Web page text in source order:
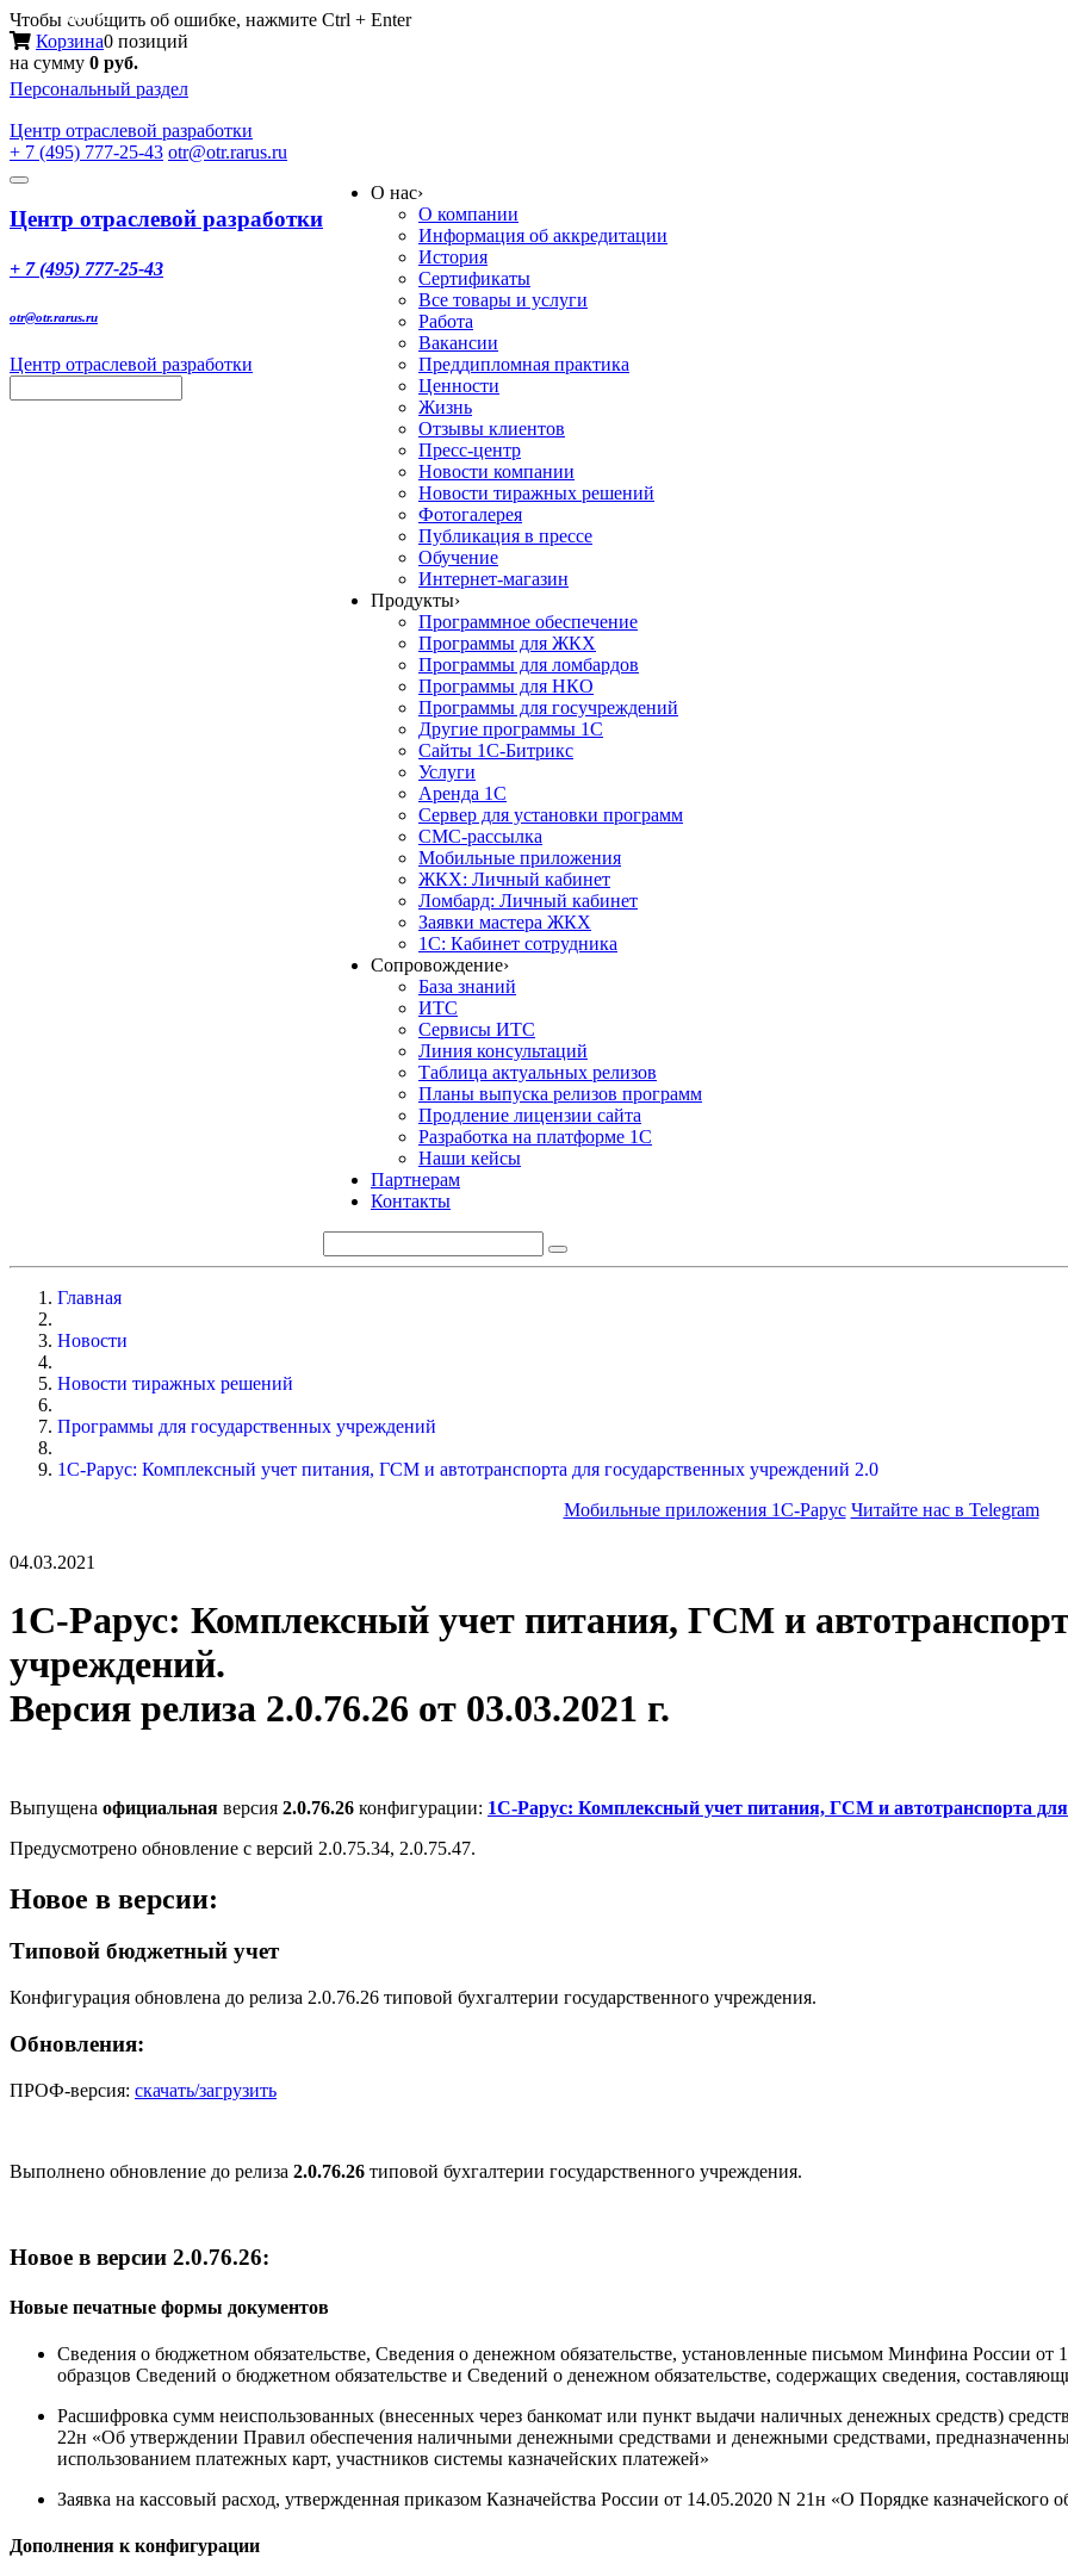
Чтобы сообщить об ошибке, нажмите Ctrl + Enter
Корзина0 позиций
на сумму 0 руб.
Персональный раздел
Центр отраслевой разработки
+ 7 (495) 777-25-43 otr@otr.rarus.ru
Toggle
Меню
Центр отраслевой разработки
+ 7 (495) 777-25-43
otr@otr.rarus.ru
Центр отраслевой разработки
О нас›
О компании
Информация об аккредитации
История
Сертификаты
Все товары и услуги
Работа
Вакансии
Преддипломная практика
Ценности
Жизнь
Отзывы клиентов
Пресс-центр
Новости компании
Новости тиражных решений
Фотогалерея
Публикация в прессе
Обучение
Интернет-магазин
Продукты›
Программное обеспечение
Программы для ЖКХ
Программы для ломбардов
Программы для НКО
Программы для госучреждений
Другие программы 1С
Сайты 1С-Битрикс
Услуги
Аренда 1С
Сервер для установки программ
СМС-рассылка
Мобильные приложения
ЖКХ: Личный кабинет
Ломбард: Личный кабинет
Заявки мастера ЖКХ
1С: Кабинет сотрудника
Сопровождение›
База знаний
ИТС
Сервисы ИТС
Линия консультаций
Таблица актуальных релизов
Планы выпуска релизов программ
Продление лицензии сайта
Разработка на платформе 1С
Наши кейсы
Партнерам
Контакты
Главная
Новости
Новости тиражных решений
Программы для государственных учреждений
1С-Рарус: Комплексный учет питания, ГСМ и автотранспорта для государственных учреждений 2.0
Мобильные приложения 1С-Рарус Читайте нас в Telegram
04.03.2021
1С-Рарус: Комплексный учет питания, ГСМ и
учреждений.
Версия релиза 2.0.76.26 от 03.03.2021 г.
Выпущена официальная версия 2.0.76.26 конфигурации: 1С-Рарус: Комплексный учет питания, ГСМ и автотранспорта
Предусмотрено обновление с версий 2.0.75.34, 2.0.75.47.
Новое в версии:
Типовой бюджетный учет
Конфигурация обновлена до релиза 2.0.76.26 типовой бухгалтерии государственного учреждения.
Обновления:
ПРОФ-версия: скачать/загрузить
Выполнено обновление до релиза 2.0.76.26 типовой бухгалтерии государственного учреждения.
Новое в версии 2.0.76.26:
Новые печатные формы документов
Сведения о бюджетном обязательстве, Сведения о денежном обязательстве, установленные письмом Минфина России
образцов Сведений о бюджетном обязательстве и Сведений о денежном обязательстве, содержащих сведения,
Расшифровка сумм неиспользованных (внесенных через банкомат или пункт выдачи наличных денежных средств)
22н «Об утверждении Правил обеспечения наличными денежными средствами и денежными средствами,
использованием платежных карт, участников системы казначейских платежей»
Заявка на кассовый расход, утвержденная приказом Казначейства России от 14.05.2020 N 21н «О Порядке казначейского
Дополнения к конфигурации